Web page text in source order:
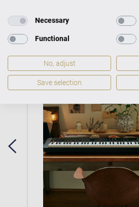
Mehr CASIO
Necessary
Functional
No, adjust
Save selection